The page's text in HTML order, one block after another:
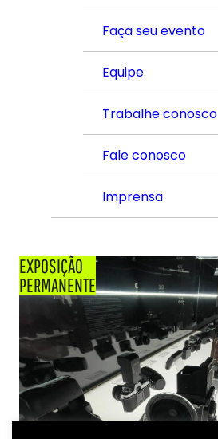
Faça seu evento
Equipe
Trabalhe conosco
Fale conosco
Imprensa
EXPOSIÇÃO
PERMANENTE